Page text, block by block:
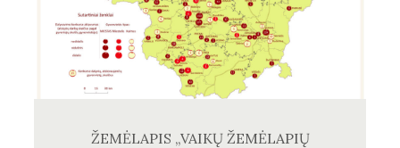
ŽEMĖLAPIS „VAIKŲ ŽEMĖLAPIŲ